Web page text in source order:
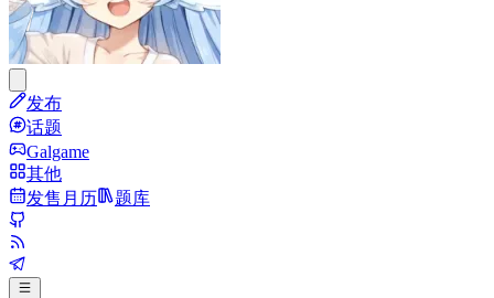
发布
话题
Galgame
其他
发售月历
题库